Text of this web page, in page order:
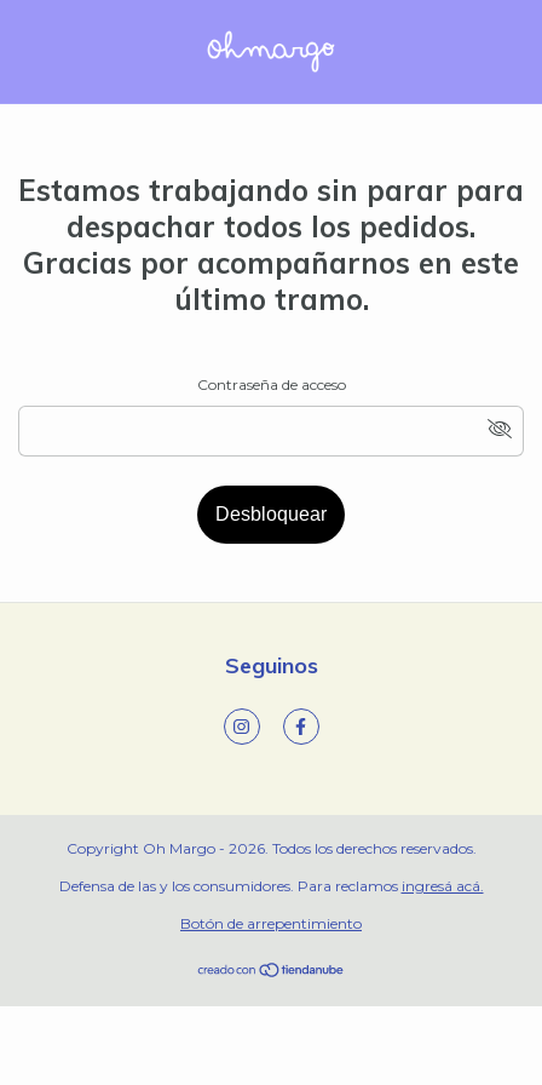
Estamos trabajando sin parar para
despachar todos los pedidos.
Gracias por acompañarnos en este
último tramo.
Contraseña de acceso
Desbloquear
Seguinos
Copyright Oh Margo - 2026. Todos los derechos reservados.
Defensa de las y los consumidores. Para reclamos ingresá acá.
Botón de arrepentimiento